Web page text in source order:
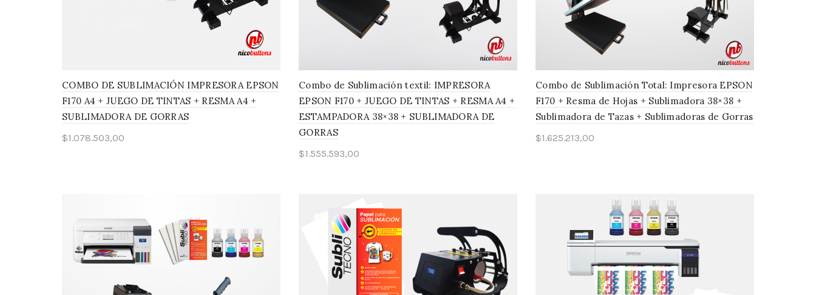
COMBO DE SUBLIMACIÓN IMPRESORA EPSON
F170 A4 + JUEGO DE TINTAS + RESMA A4 +
SUBLIMADORA DE GORRAS
$1.078.503,00
Combo de Sublimación textil: IMPRESORA
EPSON F170 + JUEGO DE TINTAS + RESMA A4 +
ESTAMPADORA 38×38 + SUBLIMADORA DE
GORRAS
$1.555.593,00
Combo de Sublimación Total: Impresora EPSON
F170 + Resma de Hojas + Sublimadora 38×38 +
Sublimadora de Tazas + Sublimadoras de Gorras
$1.625.213,00